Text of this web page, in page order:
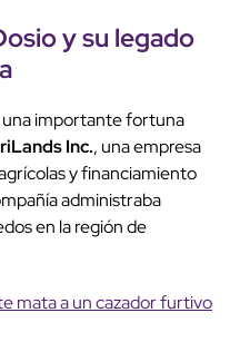
y su legado
importante fortuna
Inc., una empresa
y financiamiento
administraba
en la región de
mata a un cazador furtivo